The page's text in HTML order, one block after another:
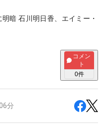
暗 石川明日香、エイミー・
コメン
ト
0件
分